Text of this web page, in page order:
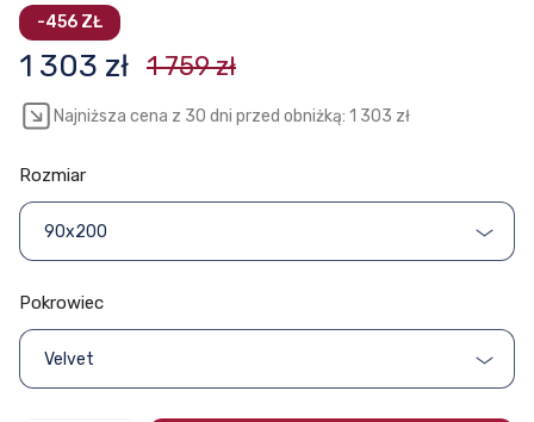
-456 ZŁ
1 303 zł 1 759 zł
Najniższa cena z 30 dni przed obniżką: 1 303 zł
Rozmiar
90x200
Pokrowiec
Velvet